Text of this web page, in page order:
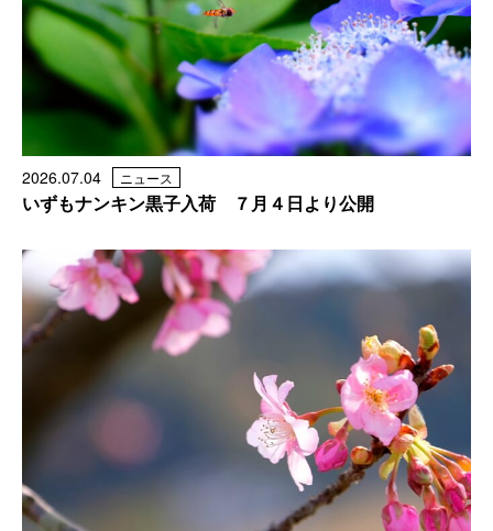
2026.07.04 ニュース
いずもナンキン黒子入荷 ７月４日より公開